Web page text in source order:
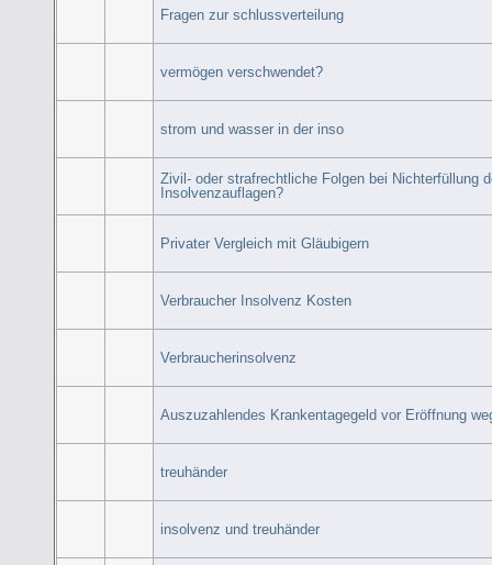
Fragen zur schlussverteilung
vermögen verschwendet?
strom und wasser in der inso
Zivil- oder strafrechtliche Folgen bei Nichterfüllung
Insolvenzauflagen?
Privater Vergleich mit Gläubigern
Verbraucher Insolvenz Kosten
Verbraucherinsolvenz
Auszuzahlendes Krankentagegeld vor Eröffnung
treuhänder
insolvenz und treuhänder